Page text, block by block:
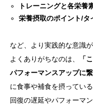
トレーニングと各栄養
栄養摂取のポイント/タ
など、より実践的な意識
よくありがちなのは、
「
パフォーマンスアップに繋
に食事や補食を摂っている
回復の遅延やパフォーマ